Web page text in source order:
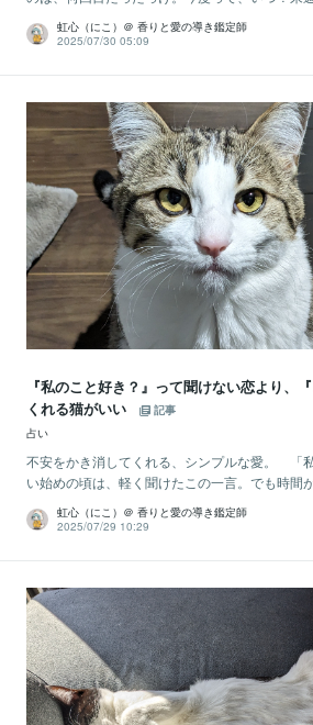
虹心（にこ）＠ 香りと愛の導き鑑定師
2025/07/30 05:09
『私のこと好き？』って聞けない恋より、
くれる猫がいい
記事
占い
不安をかき消してくれる、シンプルな愛。 「
い始めの頃は、軽く聞けたこの一言。でも時間
虹心（にこ）＠ 香りと愛の導き鑑定師
2025/07/29 10:29